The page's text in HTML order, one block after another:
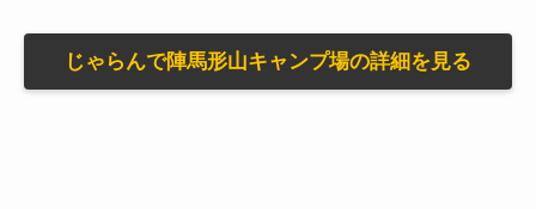
じゃらんで陣馬形山キャンプ場の詳細を見る